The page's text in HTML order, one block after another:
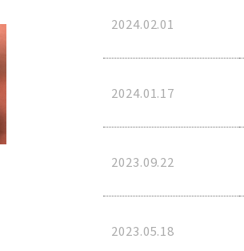
2024.02.01
2024.01.17
2023.09.22
2023.05.18